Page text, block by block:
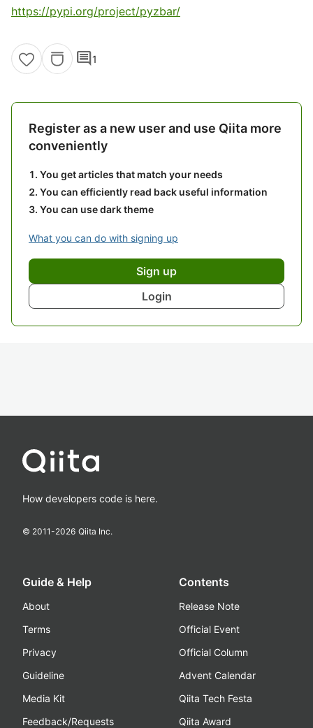
https://pypi.org/project/pyzbar/
comment1
Register as a new user and use Qiita more
conveniently
You get articles that match your needs
You can efficiently read back useful information
You can use dark theme
What you can do with signing up
Sign up
Login
How developers code is here.
© 2011-2026 Qiita Inc.
Guide & Help
About
Terms
Privacy
Guideline
Media Kit
Feedback/Requests
Contents
Release Note
Official Event
Official Column
Advent Calendar
Qiita Tech Festa
Qiita Award